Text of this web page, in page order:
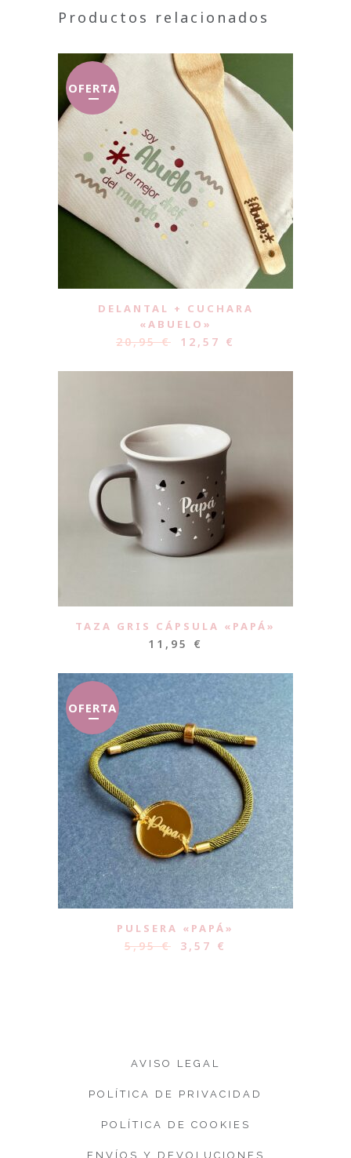
Productos relacionados
OFERTA
DELANTAL + CUCHARA
«ABUELO»
20,95€ 12,57 €
TAZA GRIS CÁPSULA «PAPÁ»
11,95 €
OFERTA
PULSERA «PAPÁ»
5,95€ 3,57 €
AVISO LEGAL
POLÍTICA DE PRIVACIDAD
POLÍTICA DE COOKIES
ENVÍOS Y DEVOLUCIONES